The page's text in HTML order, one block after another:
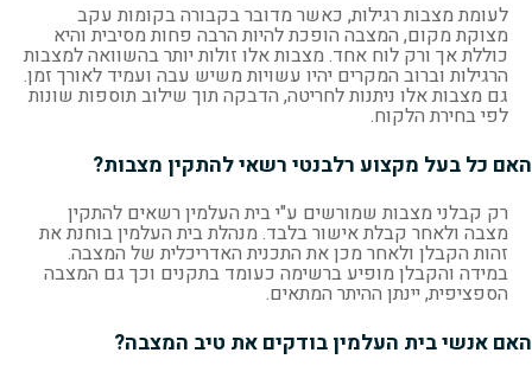
לעומת מצבות רגילות, כאשר מדובר בקבורה בקומות עקב
מצוקת מקום, המצבה הופכת להיות הרבה פחות מסיבית והיא
כוללת אך ורק לוח אחד. מצבות אלו זולות יותר בהשוואה למצבות
הרגילות וברוב המקרים יהיו עשויות משיש עבה ועמיד לאורך זמן.
גם מצבות אלו ניתנות לחריטה, הדבקה תוך שילוב תוספות שונות
לפי בחירת הלקוח.
האם כל בעל מקצוע רלבנטי רשאי להתקין מצבות?
רק קבלני מצבות שמורשים ע"י בית העלמין רשאים להתקין
מצבה ולאחר קבלת אישור בלבד. מנהלת בית העלמין בוחנת את
זהות הקבלן ולאחר מכן את התכנית האדריכלית של המצבה.
במידה והקבלן מופיע ברשימה כעומד בתקנים וכך גם המצבה
הספציפית, יינתן ההיתר המתאים.
האם אנשי בית העלמין בודקים את טיב המצבה?